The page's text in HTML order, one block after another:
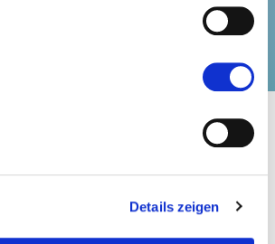
Details zeigen
aus der internationalen